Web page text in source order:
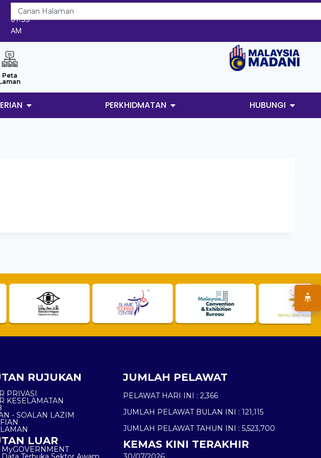
8/8/2026
01:39
AM
Peta
PERKHIDMATAN HUBUNGI
RUJUKAN
PRIVASI
KESELAMATAN
- SOALAN LAZIM
LUAR
JUMLAH PELAWAT
PELAWAT HARI INI : 2,366
JUMLAH PELAWAT BULAN INI : 121,115
JUMLAH PELAWAT TAHUN INI : 5,523,700
KEMAS KINI TERAKHIR